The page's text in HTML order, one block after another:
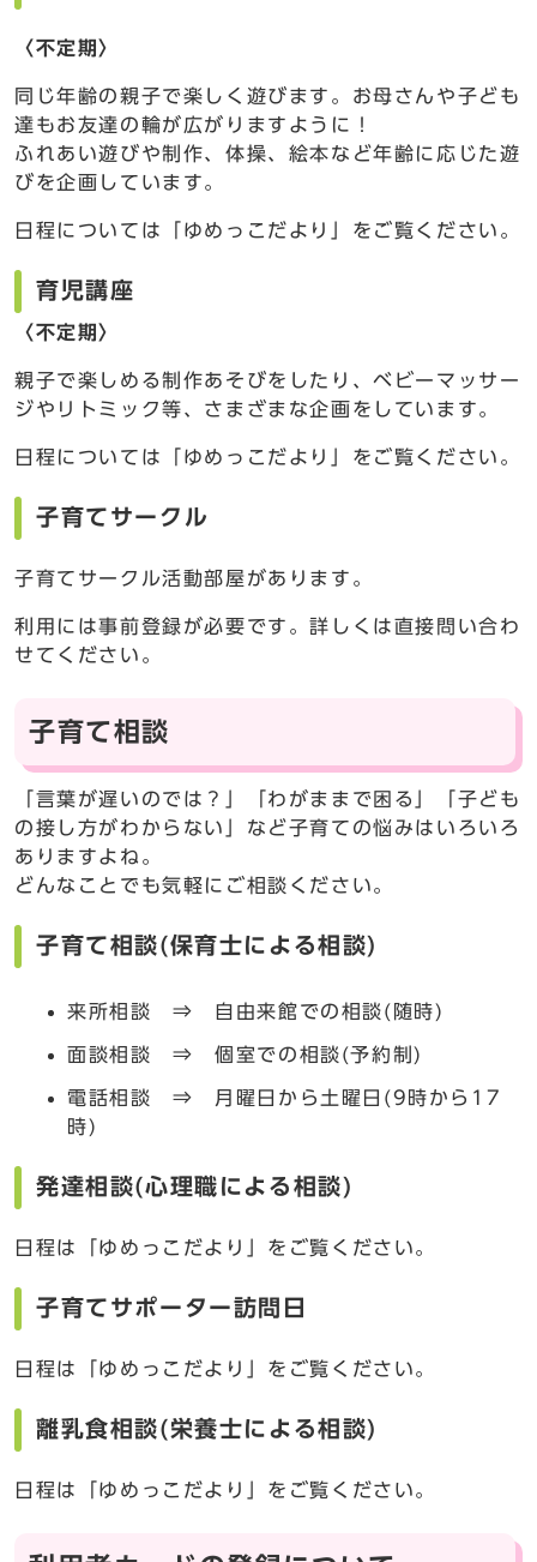
〈不定期〉
同じ年齢の親子で楽しく遊びます。お母さんや子ども
達もお友達の輪が広がりますように！
ふれあい遊びや制作、体操、絵本など年齢に応じた遊
びを企画しています。
日程については「ゆめっこだより」をご覧ください。
育児講座
〈不定期〉
親子で楽しめる制作あそびをしたり、ベビーマッサー
ジやリトミック等、さまざまな企画をしています。
日程については「ゆめっこだより」をご覧ください。
子育てサークル
子育てサークル活動部屋があります。
利用には事前登録が必要です。詳しくは直接問い合わ
せてください。
子育て相談
「言葉が遅いのでは？」「わがままで困る」「子ども
の接し方がわからない」など子育ての悩みはいろいろ
ありますよね。
どんなことでも気軽にご相談ください。
子育て相談(保育士による相談)
来所相談 ⇒ 自由来館での相談(随時)
面談相談 ⇒ 個室での相談(予約制)
電話相談 ⇒ 月曜日から土曜日(9時から17
時)
発達相談(心理職による相談)
日程は「ゆめっこだより」をご覧ください。
子育てサポーター訪問日
日程は「ゆめっこだより」をご覧ください。
離乳食相談(栄養士による相談)
日程は「ゆめっこだより」をご覧ください。